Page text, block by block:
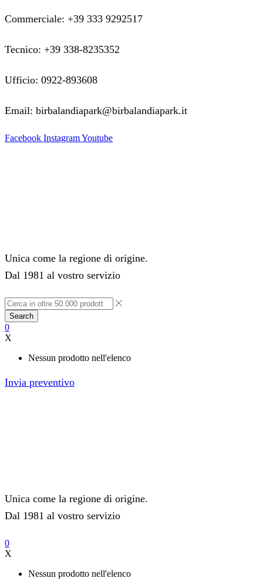
Commerciale: +39 333 9292517
Tecnico: +39 338-8235352
Ufficio: 0922-893608
Email: birbalandiapark@birbalandiapark.it
Facebook InstagramYoutube
Unica come la regione di origine.
Dal 1981 al vostro servizio
Search
0
X
Nessun prodotto nell'elenco
Invia preventivo
Unica come la regione di origine.
Dal 1981 al vostro servizio
0
X
Nessun prodotto nell'elenco